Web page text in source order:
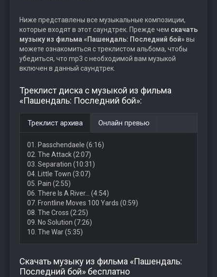
Ниже представлены все музыкальные композиции,
которые входят в этот саундтрек. Прежде чем скачать
музыку из фильма «Пашендаль: Последний бой»вы
можете ознакомиться с треклистом альбома, чтобы
убедиться, что mp3 с необходимой вам музыкой
включен в данный саундтрек.
Треклист диска с музыкой из фильма
«Пашендаль: Последний бой»:
Треклист архива Онлайн превью
01. Passchendaele (6:16)
02. The Attack (2:07)
03. Separation (10:31)
04. Little Town (3:07)
05. Pain (2:55)
06. There Is A River… (4:54)
07. Frontline Moves 100 Yards (0:59)
08. The Cross (2:25)
09. No Solution (7:26)
10. The War (5:35)
Скачать музыку из фильма «Пашендаль:
Последний бой» бесплатно